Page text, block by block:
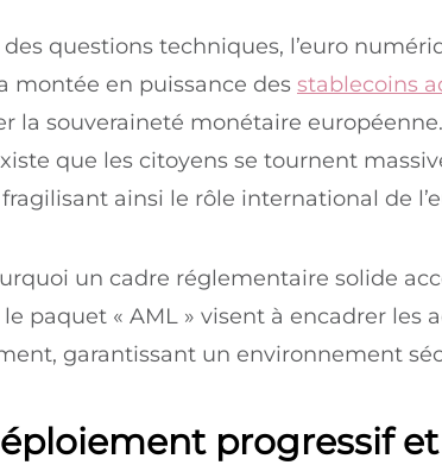
questions techniques, l’euro
montée en puissance des stablecoins
la souveraineté monétaire
que les citoyens se tournent
ainsi le rôle international de
un cadre réglementaire solide
le paquet « AML » visent à encadrer
garantissant un environnement
progressif